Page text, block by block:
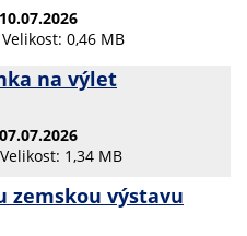
Velikost: 0,46 MB
na výlet
Velikost: 1,34 MB
zemskou výstavu